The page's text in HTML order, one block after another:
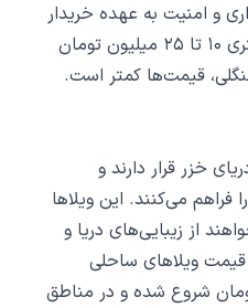
و امنیت به عهده خریدار
است. قیمت این ویلاها از متری ۱۰ تا ۲۵ میلیون تومان
قیمت‌ها کمتر است.
خزر قرار دارند و
می‌کنند. این ویلاها
از زیبایی‌های دریا و
ویلاهای ساحلی
۲۰ میلیون تومان شروع شده و در مناطق